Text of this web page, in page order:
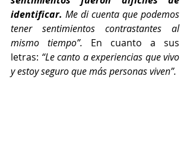
identificar. Me di cuenta que podemos
tener sentimientos contrastantes al
mismo tiempo”. En cuanto a sus
letras: “Le canto a experiencias que vivo
y estoy seguro que más personas viven”.